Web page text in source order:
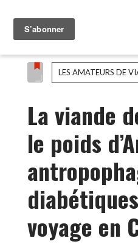
LES AMATEURS DE
La viande
le poids
voyage en